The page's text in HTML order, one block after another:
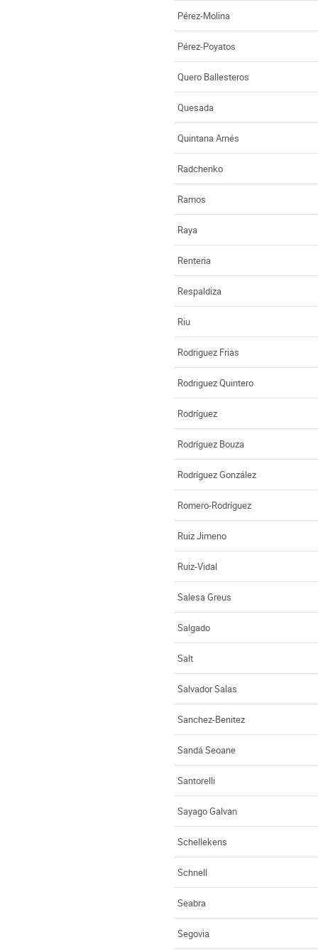
Pérez-Molina
Pérez-Poyatos
Quero Ballesteros
Quesada
Quintana Arnés
Radchenko
Ramos
Raya
Renteria
Respaldiza
Riu
Rodriguez Frias
Rodriguez Quintero
Rodríguez
Rodríguez Bouza
Rodríguez González
Romero-Rodríguez
Ruiz Jimeno
Ruiz-Vidal
Salesa Greus
Salgado
Salt
Salvador Salas
Sanchez-Benitez
Sandá Seoane
Santorelli
Sayago Galvan
Schellekens
Schnell
Seabra
Segovia